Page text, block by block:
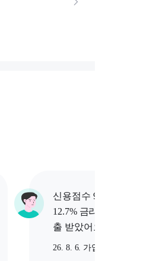
신용점수 967점 고객님이
12.7% 금리로 2,000만원 대
출 받았어요.
26. 8. 6. 가입